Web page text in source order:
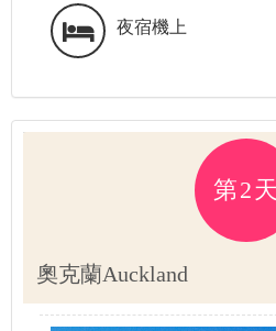
夜宿機上
第2天
奧克蘭Auckland